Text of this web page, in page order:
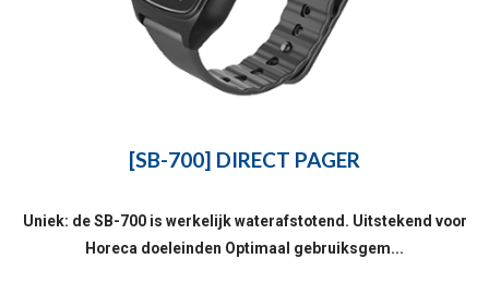
[SB-700] DIRECT PAGER
Uniek: de SB-700 is werkelijk waterafstotend. Uitstekend voor
Horeca doeleinden Optimaal gebruiksgem...